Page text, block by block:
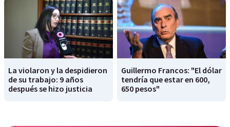
La violaron y la despidieron
de su trabajo: 9 años
después se hizo justicia
Guillermo Francos: "El dólar
tendría que estar en 600,
650 pesos"